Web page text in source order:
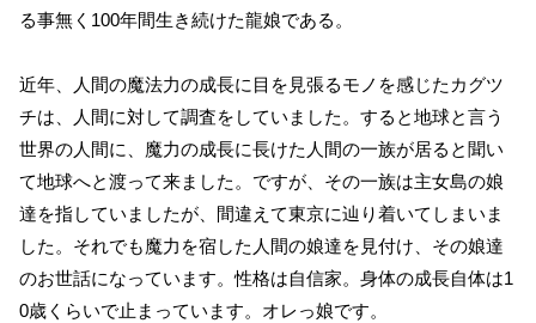
る事無く100年間生き続けた龍娘である。
近年、人間の魔法力の成長に目を見張るモノを感じたカグツ
チは、人間に対して調査をしていました。すると地球と言う
世界の人間に、魔力の成長に長けた人間の一族が居ると聞い
て地球へと渡って来ました。ですが、その一族は主女島の娘
達を指していましたが、間違えて東京に辿り着いてしまいま
した。それでも魔力を宿した人間の娘達を見付け、その娘達
のお世話になっています。性格は自信家。身体の成長自体は1
0歳くらいで止まっています。オレっ娘です。